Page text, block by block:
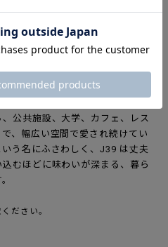
レームに、職人の手で丁寧に編
面を組み合わせた構造は、素材
の確かなクラフトマンシップを
ボーエ・モーエンセンが掲げた
う思想、そして彼が生涯追求し
にはそのまま息づいています。
公共施設、大学、カフェ、レス
、幅広い空間で愛され続けてい
う名にふさわしく、J39 は丈夫
むほどに味わいが深まる、暮ら
ださい。